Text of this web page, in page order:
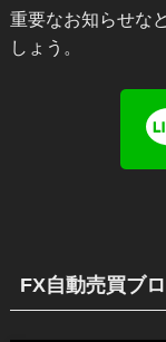
重要なお知らせな
しょう。
FX自動売買ブ